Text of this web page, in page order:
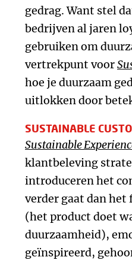
gedrag. Want stel
bedrijven al jaren
gebruiken om
vertrekpunt voor
hoe je duurzaam
uitlokken door
SUSTAINABLE
Sustainable
klantbeleving
introduceren het
verder gaat dan het
(het product doet
duurzaamheid),
geïnspireerd,